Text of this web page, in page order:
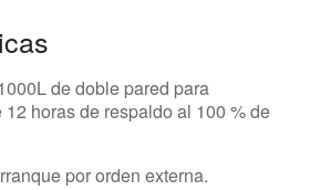
de doble pared para
horas de respaldo al 100 % de
por orden externa.